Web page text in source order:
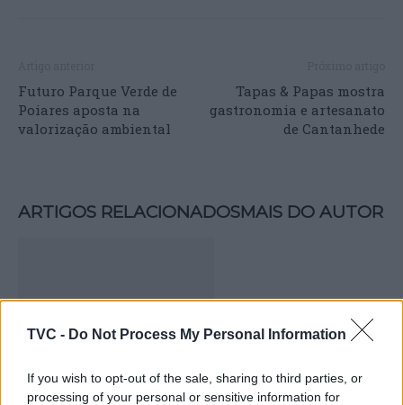
TVC - Do Not Process My Personal Information
If you wish to opt-out of the sale, sharing to third parties, or
processing of your personal or sensitive information for
Futuro Parque Verde de
Poiares aposta na
valorização ambiental
Tapas & Papas mostra
gastronomia e artesanato
de Cantanhede
ARTIGOS RELACIONADOSMAIS DO AUTOR